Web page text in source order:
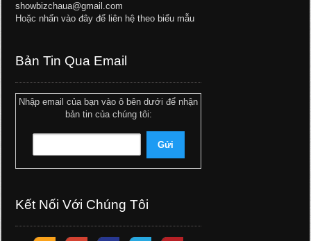
showbizchaua@gmail.com
Hoặc nhấn vào đây để liên hệ theo biểu mẫu
Bản Tin Qua Email
Nhập email của bạn vào ô bên dưới để nhận
bản tin của chúng tôi:
Kết Nối Với Chúng Tôi